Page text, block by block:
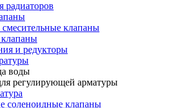
радиаторов
смесительные клапаны
и редукторы
воды
регулирующей арматуры
соленоидные клапаны